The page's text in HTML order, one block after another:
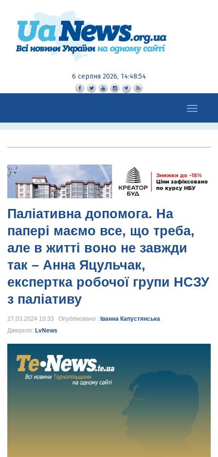
6 серпня 2026, 14:48:55
Toggle
navigation
Паліативна допомога. На
папері маємо все, що треба,
але в житті воно не завжди
так – Анна Яцульчак,
експертка робочої групи НСЗУ
з паліативу
27.03.2024 10:33 Опубліковано : Іванна Капустянська
Джерело: LvNews